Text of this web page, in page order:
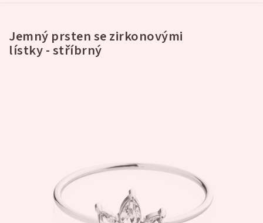
Jemný prsten se zirkonovými
lístky - stříbrný